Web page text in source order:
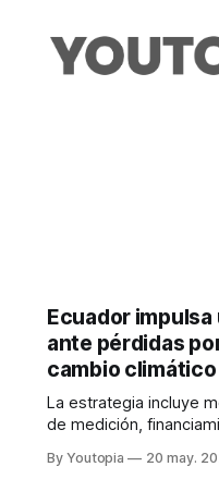
Ecuador impulsa
ante pérdidas
cambio climático
La estrategia incluye
de medición,
económicas y no
By Youtopia 20 may.